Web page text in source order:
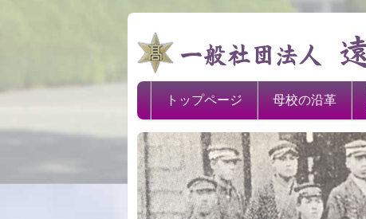
トップページ 母校の沿革